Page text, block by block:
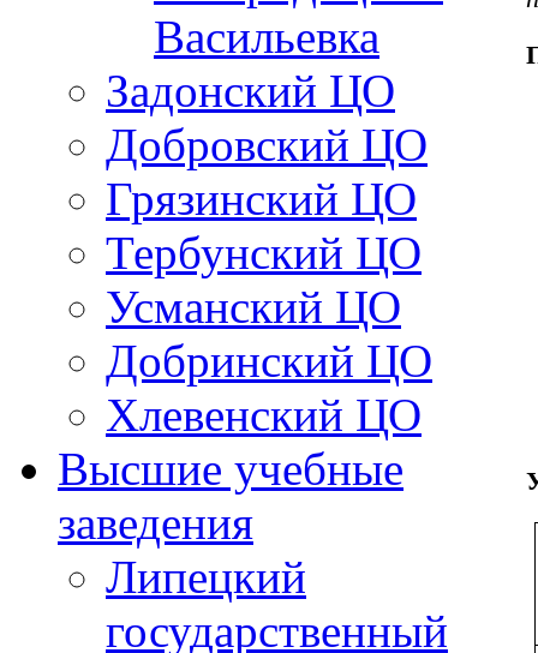
Васильевка
Задонский ЦО
Добровский ЦО
Грязинский ЦО
Тербунский ЦО
Усманский ЦО
Добринский ЦО
Хлевенский ЦО
Высшие учебные
заведения
Липецкий
государственный